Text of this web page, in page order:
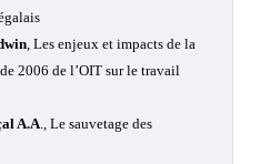
, Les enjeux et impacts de la
2006 de l’OIT sur le travail
A.A., Le sauvetage des